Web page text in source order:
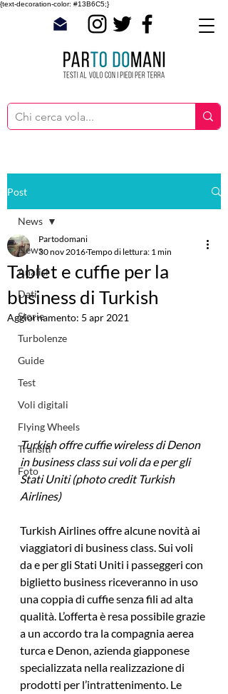
{text-decoration-color: #13B6C5;}
Post
News
Analisi
Dati
Storie
Turbolenze
Guide
Test
Voli digitali
Flying Wheels
Transiti
Foto
News
Tablet e cuffie per la
business di Turkish
Partodomani
30 nov 2016Tempo di lettura: 1 min
Aggiornamento: 5 apr 2021
Turkish offre cuffie wireless di Denon
in business class sui voli da e per gli
Stati Uniti (photo credit Turkish
Airlines)
Turkish Airlines offre alcune novità ai
viaggiatori di business class. Sui voli
da e per gli Stati Uniti i passeggeri con
biglietto business riceveranno in uso
una coppia di cuffie senza fili ad alta
qualità. L’offerta è resa possibile grazie
a un accordo tra la compagnia aerea
turca e Denon, azienda giapponese
specializzata nella realizzazione di
prodotti per l’intrattenimento. Le